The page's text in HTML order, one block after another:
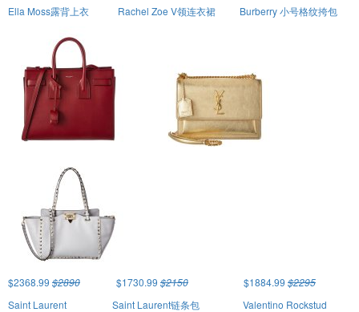
Ella Moss露背上衣
Rachel Zoe V领连衣裙 Burberry 小号格纹挎包
$2368.99 $2890 $1730.99 $2150 $1884.99 $2295
Saint Laurent
Saint Laurent链条包
Valentino Rockstud